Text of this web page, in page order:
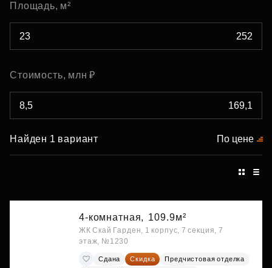
Площадь, м²
Стоимость, млн ₽
Найден 1 вариант По цене
4-комнатная, 109.9м²
ЖК Скай Гарден, 1 корпус, 7 секция, 7
этаж, №1230
Сдана Скидка
Предчистовая отделка